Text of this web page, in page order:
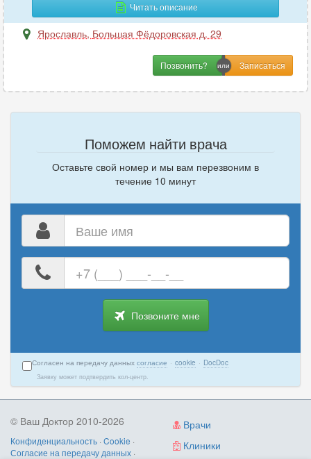
Читать описание
Ярославль, Большая Фёдоровская д. 29
Позвонить?
Поможем найти врача
Оставьте свой номер и мы вам перезвоним в
течение 10 минут
номер
телефона
Позвоните мне
Согласен на передачу данных согласие · cookie · DocDoc
Заявку может подтвердить кол-центр.
Врачи
Клиники
© Ваш Доктор 2010-2026
Конфиденциальность · Cookie ·
Согласие на передачу данных ·